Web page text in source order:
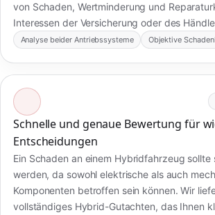
von Schaden, Wertminderung und
Interessen der Versicherung oder des
Analyse beider Antriebssysteme Objektive
Schnelle und genaue Bewertung für
Entscheidungen
Ein Schaden an einem Hybridfahrzeug
werden, da sowohl elektrische als auch
Komponenten betroffen sein können. Wir
vollständiges Hybrid-Gutachten, das Ihnen